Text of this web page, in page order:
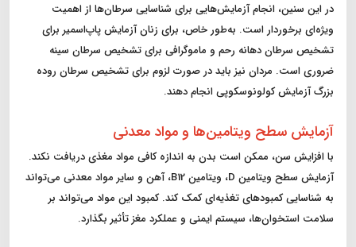
در این سنین، انجام آزمایش‌هایی برای شناسایی سرطان‌ها از اهمیت
ویژه‌ای برخوردار است. به‌طور خاص، برای زنان آزمایش پاپ‌اسمیر برای
تشخیص سرطان دهانه رحم و ماموگرافی برای تشخیص سرطان سینه
ضروری است. مردان نیز باید در صورت لزوم برای تشخیص سرطان روده
بزرگ آزمایش کولونوسکوپی انجام دهند.
آزمایش سطح ویتامین‌ها و مواد معدنی
با افزایش سن، ممکن است بدن به اندازه کافی مواد مغذی دریافت نکند.
آزمایش سطح ویتامین D، ویتامین B12، آهن و سایر مواد معدنی می‌تواند
به شناسایی کمبودهای تغذیه‌ای کمک کند. کمبود این مواد می‌تواند بر
سلامت استخوان‌ها، سیستم ایمنی و عملکرد مغز تأثیر بگذارد.